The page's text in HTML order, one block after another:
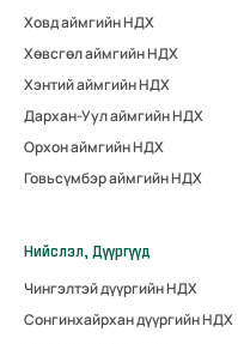
Ховд аймгийн НДХ
Хөвсгөл аймгийн НДХ
Хэнтий аймгийн НДХ
Дархан-Уул аймгийн НДХ
Орхон аймгийн НДХ
Говьсүмбэр аймгийн НДХ
Нийслэл, Дүүргүүд
Чингэлтэй дүүргийн НДХ
Сонгинхайрхан дүүргийн НДХ